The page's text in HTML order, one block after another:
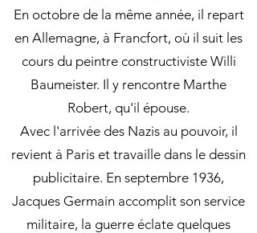
En octobre de la même année, il repart
en Allemagne, à Francfort, où il suit les
cours du peintre constructiviste Willi
Baumeister. Il y rencontre Marthe
Robert, qu'il épouse.
Avec l'arrivée des Nazis au pouvoir, il
revient à Paris et travaille dans le dessin
publicitaire. En septembre 1936,
Jacques Germain accomplit son service
militaire, la guerre éclate quelques